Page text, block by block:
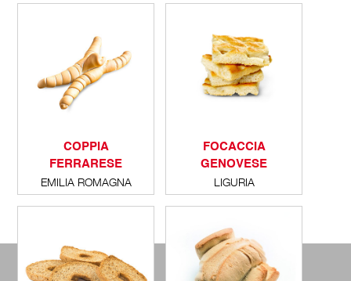
COPPIA
FERRARESE
EMILIA ROMAGNA
FOCACCIA
GENOVESE
LIGURIA